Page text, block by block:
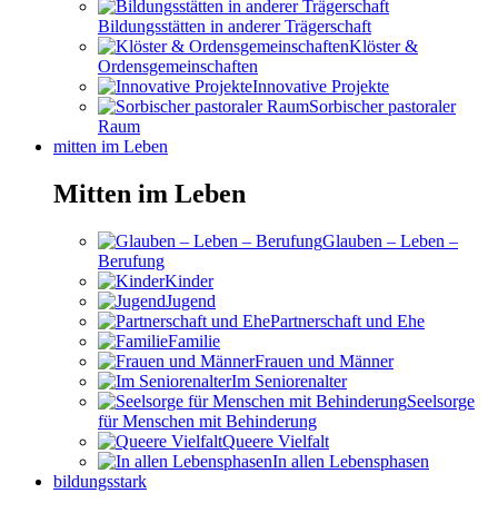
Bildungsstätten in anderer Trägerschaft
Klöster &
Ordensgemeinschaften
Innovative Projekte
Sorbischer pastoraler
Raum
mitten im Leben
Mitten im Leben
Glauben – Leben –
Berufung
Kinder
Jugend
Partnerschaft und Ehe
Familie
Frauen und Männer
Im Seniorenalter
Seelsorge
für Menschen mit Behinderung
Queere Vielfalt
In allen Lebensphasen
bildungsstark